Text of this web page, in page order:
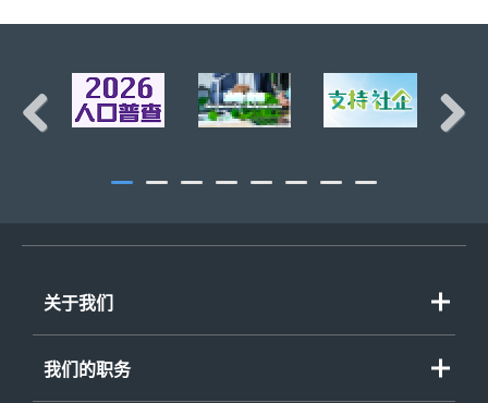
页首
关于我们
我们的职务